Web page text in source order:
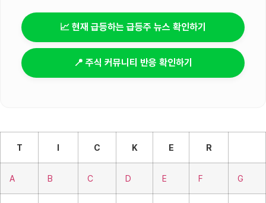
📈 현재 급등하는 급등주 뉴스 확인하기
📍 주식 커뮤니티 반응 확인하기
T I C K E R
A B C D E F G